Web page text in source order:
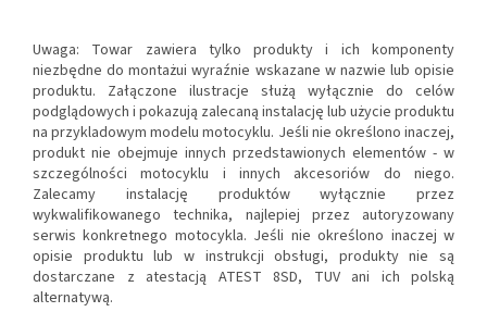
Uwaga: Towar zawiera tylko produkty i ich komponenty
niezbędne do montażui wyraźnie wskazane w nazwie lub opisie
produktu. Załączone ilustracje służą wyłącznie do celów
podglądowych i pokazują zalecaną instalację lub użycie produktu
na przykladowym modelu motocyklu. Jeśli nie określono inaczej,
produkt nie obejmuje innych przedstawionych elementów - w
szczególności motocyklu i innych akcesoriów do niego.
Zalecamy instalację produktów wyłącznie przez
wykwalifikowanego technika, najlepiej przez autoryzowany
serwis konkretnego motocykla. Jeśli nie określono inaczej w
opisie produktu lub w instrukcji obsługi, produkty nie są
dostarczane z atestacją ATEST 8SD, TUV ani ich polską
alternatywą.